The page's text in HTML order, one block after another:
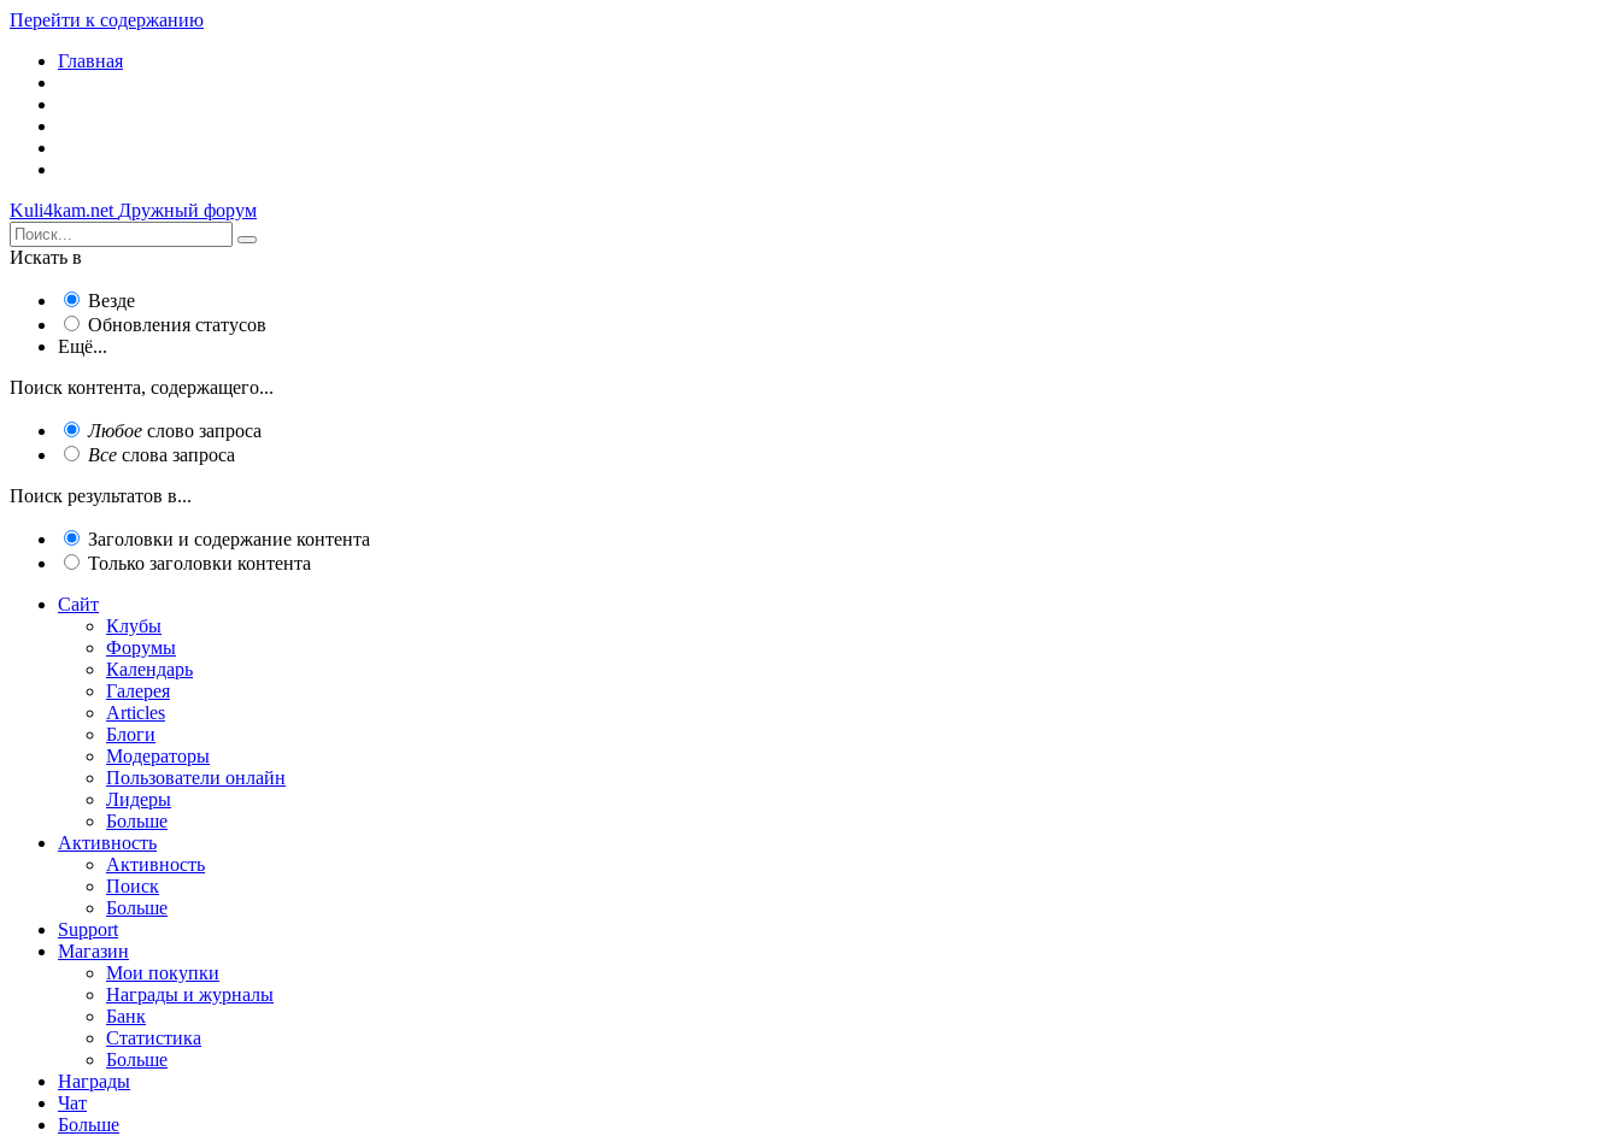
Перейти к содержанию
Главная
Kuli4kam.net Дружный форум
Искать в
Везде
Обновления статусов
Ещё...
Поиск контента, содержащего...
Любое слово запроса
Все слова запроса
Поиск результатов в...
Заголовки и содержание контента
Только заголовки контента
Сайт
Клубы
Форумы
Календарь
Галерея
Articles
Блоги
Модераторы
Пользователи онлайн
Лидеры
Больше
Активность
Активность
Поиск
Больше
Support
Магазин
Мои покупки
Награды и журналы
Банк
Статистика
Больше
Награды
Чат
Больше